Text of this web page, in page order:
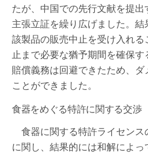
たが、中国での先行文献を提
主張立証を繰り広げました。
該製品の販売中止を受け入れ
止まで必要な猶予期間を確保
賠償義務は回避できたため、
ことができました。
食器をめぐる特許に関する交渉
食器に関する特許ライセンス
に関し、結果的には和解によ